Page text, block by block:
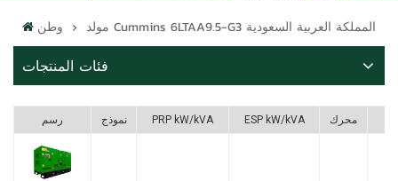
وطن مولد Cummins 6LTAA9.5-G3 المملكة العربية السعودية
فئات المنتجات
رسم نموذج PRP kW/kVA ESP kW/kVA محرك